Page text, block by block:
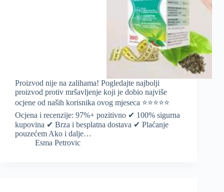
Proizvod nije na zalihama! Pogledajte najbolji
proizvod protiv mršavljenje koji je dobio najviše
ocjene od naših korisnika ovog mjeseca ⭐️⭐️⭐️⭐️⭐️
Ocjena i recenzije: 97%+ pozitivno ✔ 100% sigurna
kupovina ✔ Brza i besplatna dostava ✔ Plaćanje
pouzećem Ako i dalje…
Esma Petrovic